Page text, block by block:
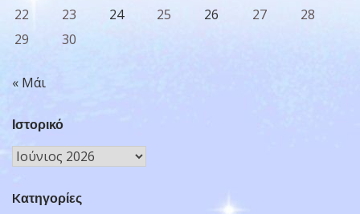
22
23 24 25 26 27
28
29
30
« Μάι
Ιστορικό
Ιστορικό
Kατηγορίες